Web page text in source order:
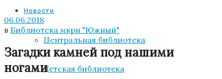
Новости
Центральная библиотека
Детская библиотека
06.06.2018
в Библиотека мкрн "Южный"
Загадки камней под нашими
ногами